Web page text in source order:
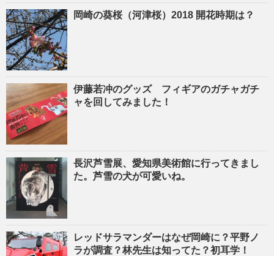
岡崎の葵桜（河津桜）2018 開花時期は？
伊藤若冲のグッズ フィギアのガチャガチ
ャを回してみました！
長沢芦雪展、愛知県美術館に行ってきまし
た。芦雪の犬が可愛いね。
レッドサラマンダーはなぜ岡崎に？平野ノ
ラが調査？林先生は知ってた？初耳学！